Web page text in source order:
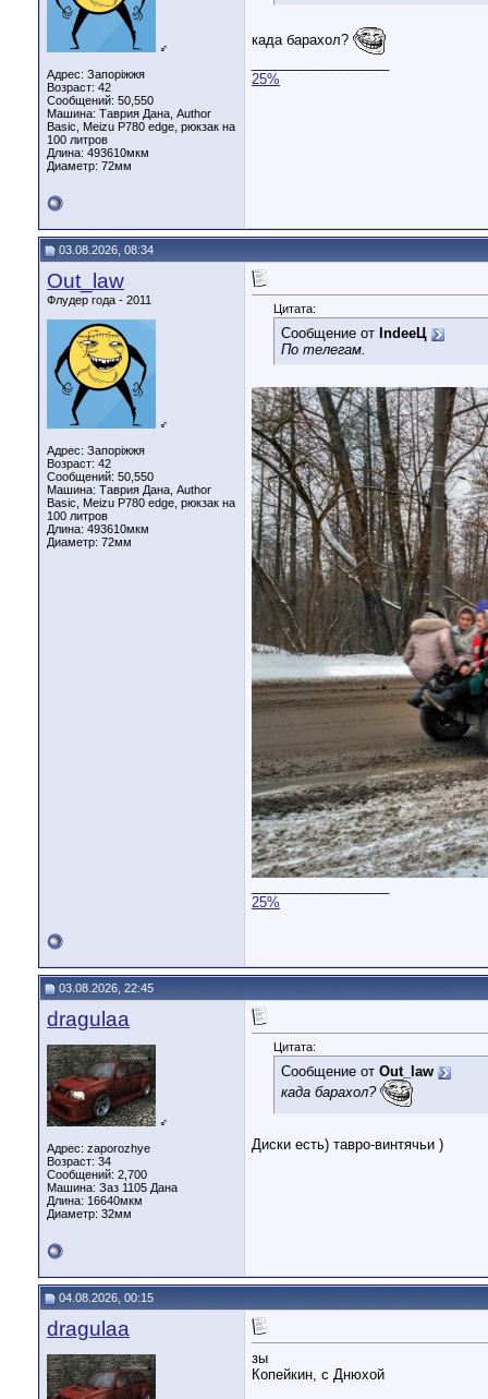
♂
Адрес: Запоріжжя
Возраст: 42
Сообщений: 50,550
Машина: Таврия Дана, Author
Basic, Meizu P780 edge, рюкзак на
100 литров
Длина: 493610мкм
Диаметр: 72мм
када барахол?
25%
03.08.2026, 08:34
Out_law
Флудер года - 2011
♂
Адрес: Запоріжжя
Возраст: 42
Сообщений: 50,550
Машина: Таврия Дана, Author
Basic, Meizu P780 edge, рюкзак на
100 литров
Длина: 493610мкм
Диаметр: 72мм
Цитата:
Сообщение от IndeeЦ
По телегам.
25%
03.08.2026, 22:45
dragulaa
♂
Адрес: zaporozhye
Возраст: 34
Сообщений: 2,700
Машина: Заз 1105 Дана
Длина: 16640мкм
Диаметр: 32мм
Цитата:
Сообщение от Out_law
када барахол?
Диски есть) тавро-винтячьи )
04.08.2026, 00:15
dragulaa
зы
Копейкин, с Днюхой